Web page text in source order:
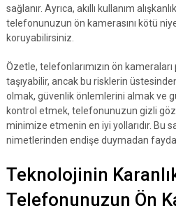
sağlanır. Ayrıca, akıllı kullanım
telefonunuzun ön kamerasını kötü
koruyabilirsiniz.
Özetle, telefonlarımızın ön
taşıyabilir, ancak bu risklerin
olmak, güvenlik önlemlerini almak ve
kontrol etmek, telefonunuzun gizli
minimize etmenin en iyi yollarıdır. Bu
nimetlerinden endişe duymadan
Teknolojinin
Telefonunuzun Ön